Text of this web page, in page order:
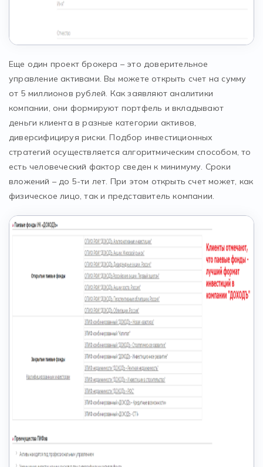
Еще один проект брокера – это доверительное
управление активами. Вы можете открыть счет на сумму
от 5 миллионов рублей. Как заявляют аналитики
компании, они формируют портфель и вкладывают
деньги клиента в разные категории активов,
диверсифицируя риски. Подбор инвестиционных
стратегий осуществляется алгоритмическим способом, то
есть человеческий фактор сведен к минимуму. Сроки
вложений – до 5-ти лет. При этом открыть счет может, как
физическое лицо, так и представитель компании.